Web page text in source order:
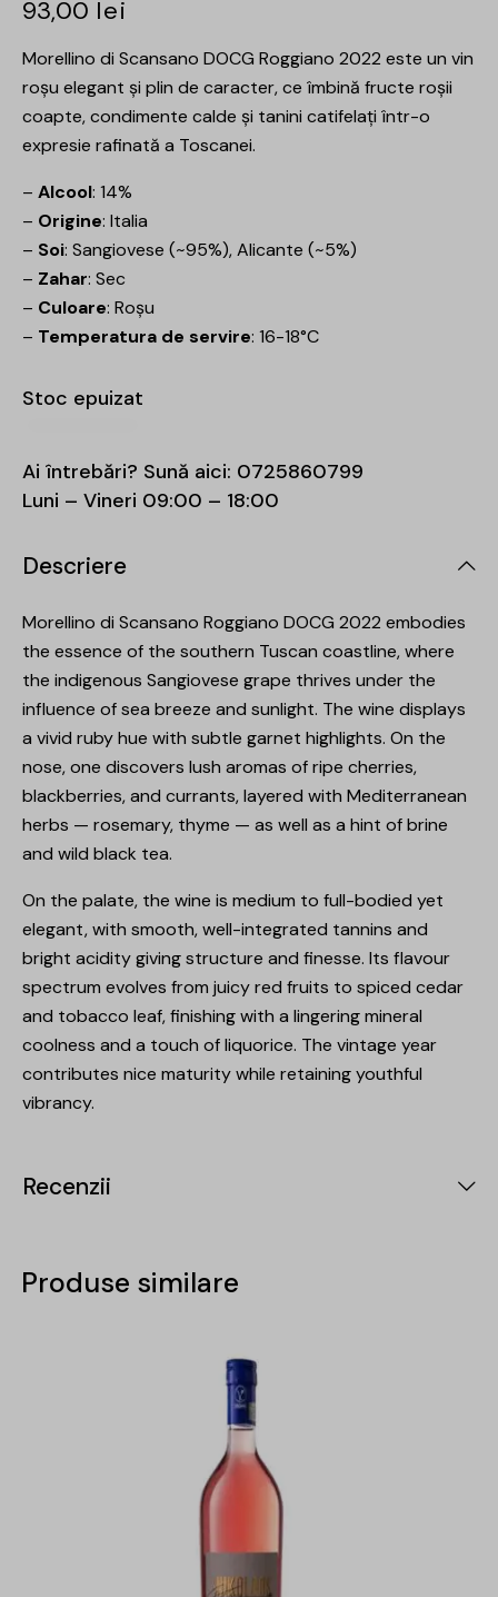
93,00 lei
Morellino di Scansano DOCG Roggiano 2022 este un vin
roșu elegant și plin de caracter, ce îmbină fructe roșii
coapte, condimente calde și tanini catifelați într-o
expresie rafinată a Toscanei.
– Alcool: 14%
– Origine: Italia
– Soi: Sangiovese (~95%), Alicante (~5%)
– Zahar: Sec
– Culoare: Roșu
– Temperatura de servire: 16-18°C
Stoc epuizat
Ai întrebări? Sună aici: 0725860799
Luni – Vineri 09:00 – 18:00
Descriere
Morellino di Scansano Roggiano DOCG 2022 embodies
the essence of the southern Tuscan coastline, where
the indigenous Sangiovese grape thrives under the
influence of sea breeze and sunlight. The wine displays
a vivid ruby hue with subtle garnet highlights. On the
nose, one discovers lush aromas of ripe cherries,
blackberries, and currants, layered with Mediterranean
herbs — rosemary, thyme — as well as a hint of brine
and wild black tea.
On the palate, the wine is medium to full-bodied yet
elegant, with smooth, well-integrated tannins and
bright acidity giving structure and finesse. Its flavour
spectrum evolves from juicy red fruits to spiced cedar
and tobacco leaf, finishing with a lingering mineral
coolness and a touch of liquorice. The vintage year
contributes nice maturity while retaining youthful
vibrancy.
Recenzii
Produse similare